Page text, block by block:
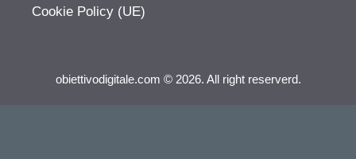
Cookie Policy (UE)
obiettivodigitale.com © 2026. All right reserverd.